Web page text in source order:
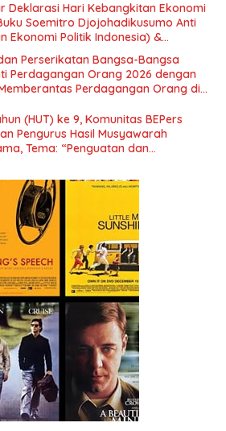
Deklarasi Hari Kebangkitan Ekonomi
Soemitro Djojohadikusumo Anti
Ekonomi Politik Indonesia) &
Undang-Undang Perekonomian
Sosial dalam Menata Bangsa
2045”,
Perserikatan Bangsa-Bangsa
Perdagangan Orang 2026 dengan
Perdagangan Orang di
(HUT) ke 9, Komunitas BEPers
Pengurus Hasil Musyawarah
Tema: “Penguatan dan